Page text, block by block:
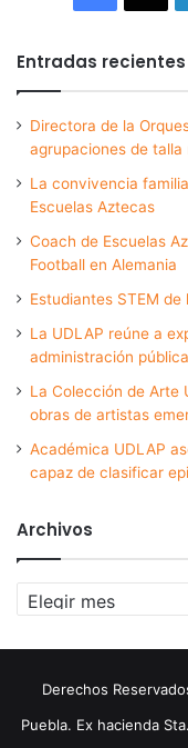
Entradas recientes
Directora de la
agrupaciones de
La convivencia
Escuelas Aztecas
Coach de Escuelas
Football en Alemania
Estudiantes STEM
La UDLAP reúne a
administración
La Colección de Arte
obras de artistas
Académica UDLAP
capaz de clasificar
Archivos
Archivos
Derechos
Puebla. Ex hacienda